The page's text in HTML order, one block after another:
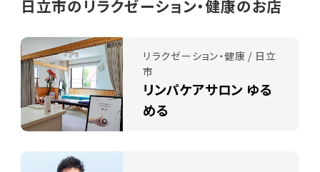
日立市のリラクゼーション・健康のお店
リラクゼーション・健康 / 日立
市
リンパケアサロン ゆる
める